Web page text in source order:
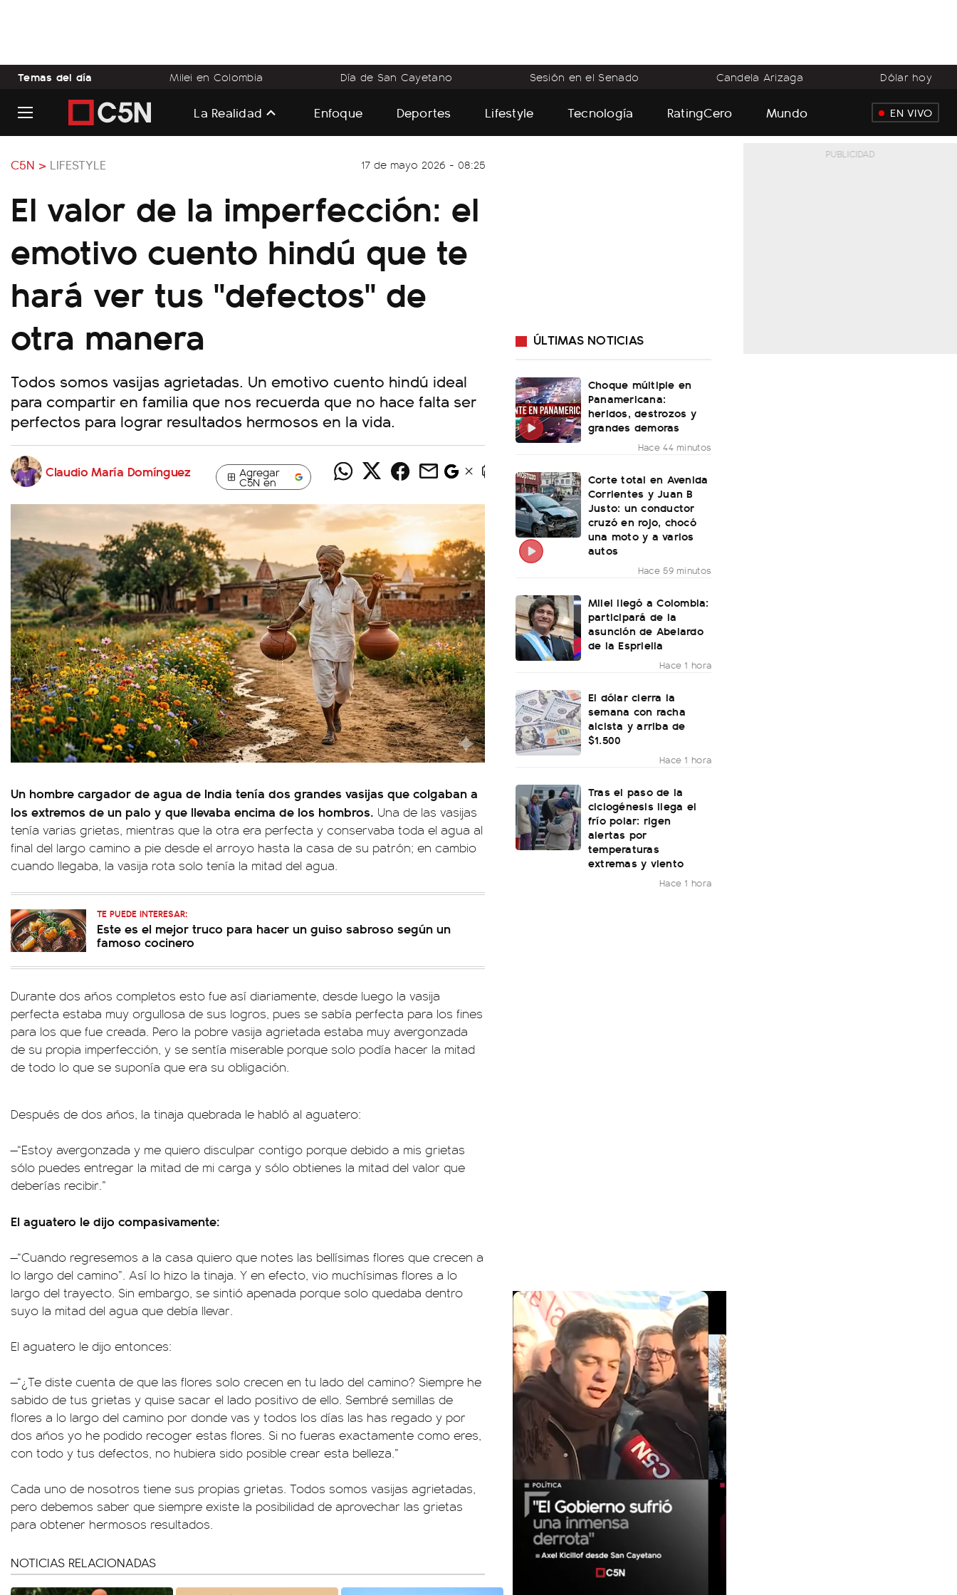
Temas del día Milei en Colombia Día de San Cayetano Sesión en el Senado Candela Arizaga Dólar hoy
La Realidad Enfoque Deportes Lifestyle Tecnología RatingCero Mundo EN VIVO
C5N > LIFESTYLE 17 de mayo 2026 - 08:25
El valor de la imperfección: el
emotivo cuento hindú que te
hará ver tus "defectos" de
otra manera
Todos somos vasijas agrietadas. Un emotivo cuento hindú ideal
para compartir en familia que nos recuerda que no hace falta ser
perfectos para lograr resultados hermosos en la vida.
Claudio María Domínguez Agregar
C5N en
Un hombre cargador de agua de India tenía dos grandes vasijas que colgaban a
los extremos de un palo y que llevaba encima de los hombros. Una de las vasijas
tenía varias grietas, mientras que la otra era perfecta y conservaba toda el agua al
final del largo camino a pie desde el arroyo hasta la casa de su patrón; en cambio
cuando llegaba, la vasija rota solo tenía la mitad del agua.
TE PUEDE INTERESAR:
Este es el mejor truco para hacer un guiso sabroso según un
famoso cocinero
Durante dos años completos esto fue así diariamente, desde luego la vasija
perfecta estaba muy orgullosa de sus logros, pues se sabía perfecta para los fines
para los que fue creada. Pero la pobre vasija agrietada estaba muy avergonzada
de su propia imperfección, y se sentía miserable porque solo podía hacer la mitad
de todo lo que se suponía que era su obligación.
Después de dos años, la tinaja quebrada le habló al aguatero:
—“Estoy avergonzada y me quiero disculpar contigo porque debido a mis grietas
sólo puedes entregar la mitad de mi carga y sólo obtienes la mitad del valor que
deberías recibir.”
El aguatero le dijo compasivamente:
—“Cuando regresemos a la casa quiero que notes las bellísimas flores que crecen a
lo largo del camino”. Así lo hizo la tinaja. Y en efecto, vio muchísimas flores a lo
largo del trayecto. Sin embargo, se sintió apenada porque solo quedaba dentro
suyo la mitad del agua que debía llevar.
El aguatero le dijo entonces:
—“¿Te diste cuenta de que las flores solo crecen en tu lado del camino? Siempre he
sabido de tus grietas y quise sacar el lado positivo de ello. Sembré semillas de
flores a lo largo del camino por donde vas y todos los días las has regado y por
dos años yo he podido recoger estas flores. Si no fueras exactamente como eres,
con todo y tus defectos, no hubiera sido posible crear esta belleza.”
Cada uno de nosotros tiene sus propias grietas. Todos somos vasijas agrietadas,
pero debemos saber que siempre existe la posibilidad de aprovechar las grietas
para obtener hermosos resultados.
NOTICIAS RELACIONADAS
ÚLTIMAS NOTICIAS
Choque múltiple en
Panamericana:
heridos, destrozos y
grandes demoras
Hace 44 minutos
Corte total en Avenida
Corrientes y Juan B
Justo: un conductor
cruzó en rojo, chocó
una moto y a varios
autos
Hace 59 minutos
Milei llegó a Colombia:
participará de la
asunción de Abelardo
de la Espriella
Hace 1 hora
El dólar cierra la
semana con racha
alcista y arriba de
$1.500
Hace 1 hora
Tras el paso de la
ciclogénesis llega el
frío polar: rigen
alertas por
temperaturas
extremas y viento
Hace 1 hora